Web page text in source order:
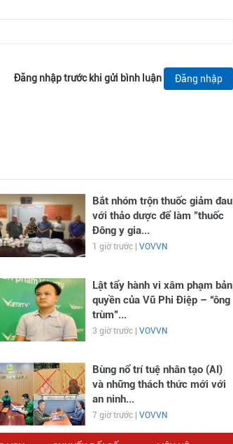
Đăng nhập trước khi gửi bình luận Đăng nhập
Bắt nhóm trộn thuốc giảm đau
với thảo dược để làm "thuốc
Đông y gia...
1 giờ trước | VOVVN
Lật tẩy hành vi xâm phạm bản
quyền của Vũ Phi Điệp – “ông
trùm”...
3 giờ trước | VOVVN
Bùng nổ trí tuệ nhân tạo (AI)
và những thách thức mới với
an ninh...
7 giờ trước | VOVVN